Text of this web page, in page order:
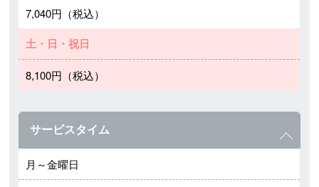
7,040円（税込）
土・日・祝日
8,100円（税込）
サービスタイム
月～金曜日